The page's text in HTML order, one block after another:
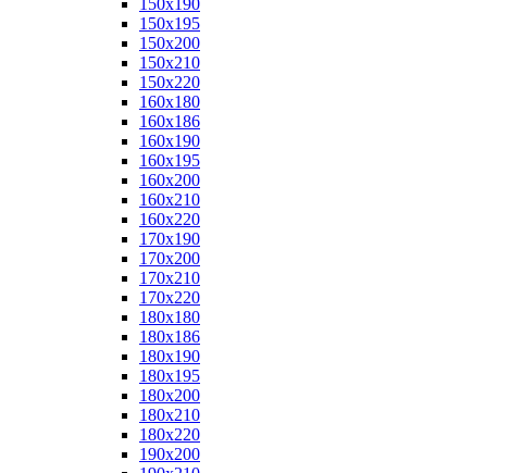
150x190
150x195
150x200
150x210
150x220
160x180
160x186
160x190
160x195
160x200
160x210
160x220
170x190
170x200
170x210
170x220
180x180
180x186
180x190
180x195
180x200
180x210
180x220
190x200